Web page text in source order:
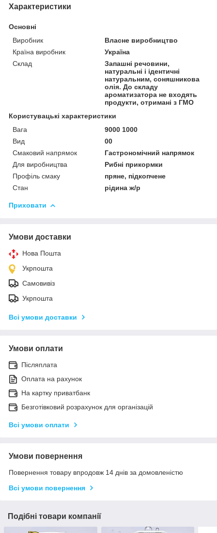
Характеристики
Основні
Виробник
Власне виробництво
Країна виробник
Україна
Склад
Запашні речовини,
натуральні і ідентичні
натуральним, соняшникова
олія. До складу
ароматизатора не входять
продукти, отримані з ГМО
Користувацькі характеристики
Вага
9000 1000
Вид
00
Смаковий напрямок
Гастрономічний напрямок
Для виробництва
Рибні прикормки
Профіль смаку
пряне, підкопчене
Стан
рідина ж/р
Приховати
Умови доставки
Нова Пошта
Укрпошта
Самовивіз
Укрпошта
Всі умови доставки
Умови оплати
Післяплата
Оплата на рахунок
На картку приватбанк
Безготівковий розрахунок для організацій
Всі умови оплати
Умови повернення
Повернення товару впродовж 14 днів за домовленістю
Всі умови повернення
Подібні товари компанії